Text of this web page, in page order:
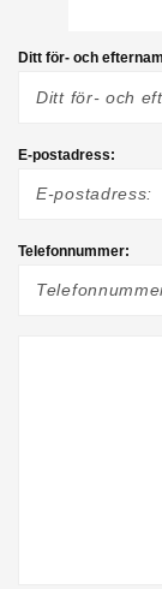
Ditt för- och
E-postadress:
Telefonnummer: